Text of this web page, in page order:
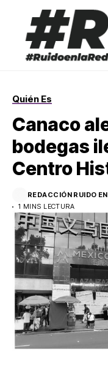
Quién Es
Canaco
bodegas
Centro
REDACCIÓN RUIDO
1 MINS LECTURA